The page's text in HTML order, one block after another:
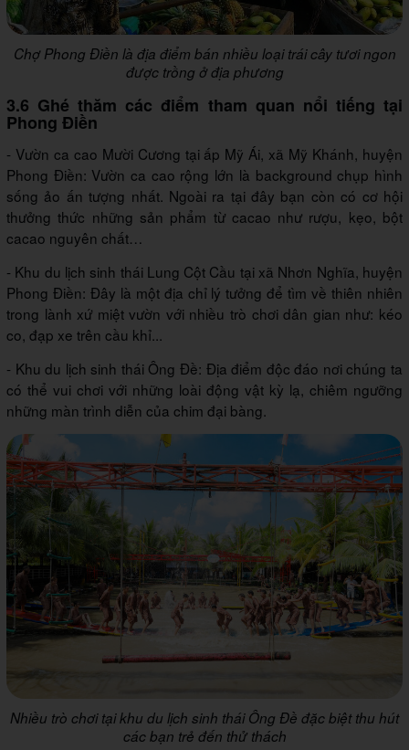
Chợ Phong Điền là địa điểm bán nhiều loại trái cây tươi ngon
được trồng ở địa phương
3.6 Ghé thăm các điểm tham quan nổi tiếng tại
Phong Điền
- Vườn ca cao Mười Cương tại ấp Mỹ Ái, xã Mỹ Khánh, huyện
Phong Điền: Vườn ca cao rộng lớn là background chụp hình
sống ảo ấn tượng nhất. Ngoài ra tại đây bạn còn có cơ hội
thưởng thức những sản phẩm từ cacao như rượu, kẹo, bột
cacao nguyên chất…
- Khu du lịch sinh thái Lung Cột Cầu tại xã Nhơn Nghĩa, huyện
Phong Điền: Đây là một địa chỉ lý tưởng để tìm về thiên nhiên
trong lành xứ miệt vườn với nhiều trò chơi dân gian như: kéo
co, đạp xe trên cầu khỉ...
- Khu du lịch sinh thái Ông Đề: Địa điểm độc đáo nơi chúng ta
có thể vui chơi với những loài động vật kỳ lạ, chiêm ngưỡng
những màn trình diễn của chim đại bàng.
Nhiều trò chơi tại khu du lịch sinh thái Ông Đề đặc biệt thu hút
các bạn trẻ đến thử thách